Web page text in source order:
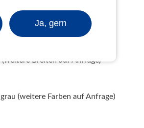
leinengeprägt
Breiten auf Anfrage)
(weitere Farben auf Anfrage)
Ja, gern